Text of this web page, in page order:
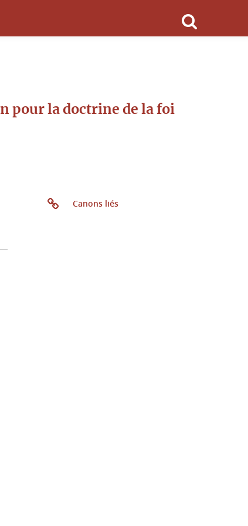
pour la doctrine de la foi
Canons liés